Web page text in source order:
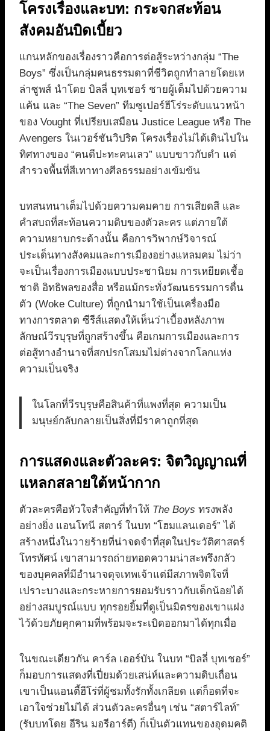
โครงเรื่องและบท: กระจกสะท้อน
สังคมอันบิดเบี้ยว
แกนหลักของเรื่องราวคือการต่อสู้ระหว่างกลุ่ม “The
Boys” ซึ่งเป็นกลุ่มคนธรรมดาที่ชีวิตถูกทำลายโดยเห
ล่าซูพส์ นำโดย บิลลี่ บุทเชอร์ ชายผู้เต็มไปด้วยความ
แค้น และ “The Seven” ทีมซูเปอร์ฮีโร่ระดับแนวหน้า
ของ Vought ที่เปรียบเสมือน Justice League หรือ The
Avengers ในเวอร์ชันวิปริต โครงเรื่องไม่ได้เดินไปใน
ทิศทางของ “คนดีปะทะคนเลว” แบบขาวกับดำ แต่
สำรวจพื้นที่สีเทาทางศีลธรรมอย่างเข้มข้น
บทสนทนาเต็มไปด้วยความคมคาย การเสียดสี และ
คำสบถที่สะท้อนความดิบของตัวละคร แต่ภายใต้
ความหยาบกระด้างนั้น คือการวิพากษ์วิจารณ์
ประเด็นทางสังคมและการเมืองอย่างแหลมคม ไม่ว่า
จะเป็นเรื่องการเมืองแบบประชานิยม การเหยียดเชื้อ
ชาติ อิทธิพลของสื่อ หรือแม้กระทั่งวัฒนธรรมการตื่น
ตัว (Woke Culture) ที่ถูกนำมาใช้เป็นเครื่องมือ
ทางการตลาด ซีรีส์แสดงให้เห็นว่าเบื้องหลังภาพ
ลักษณ์วีรบุรุษที่ถูกสร้างขึ้น คือเกมการเมืองและการ
ต่อสู้ทางอำนาจที่สกปรกโสมมไม่ต่างจากโลกแห่ง
ความเป็นจริง
ในโลกที่วีรบุรุษคือสินค้าที่แพงที่สุด ความเป็น
มนุษย์กลับกลายเป็นสิ่งที่มีราคาถูกที่สุด
การแสดงและตัวละคร: จิตวิญญาณที่
แหลกสลายใต้หน้ากาก
ตัวละครคือหัวใจสำคัญที่ทำให้ The Boys ทรงพลัง
อย่างยิ่ง แอนโทนี สตาร์ ในบท “โฮมแลนเดอร์” ได้
สร้างหนึ่งในวายร้ายที่น่าจดจำที่สุดในประวัติศาสตร์
โทรทัศน์ เขาสามารถถ่ายทอดความน่าสะพรึงกลัว
ของบุคคลที่มีอำนาจดุจเทพเจ้าแต่มีสภาพจิตใจที่
เปราะบางและกระหายการยอมรับราวกับเด็กน้อยได้
อย่างสมบูรณ์แบบ ทุกรอยยิ้มที่ดูเป็นมิตรของเขาแฝง
ไว้ด้วยภัยคุกคามที่พร้อมจะระเบิดออกมาได้ทุกเมื่อ
ในขณะเดียวกัน คาร์ล เออร์บัน ในบท “บิลลี่ บุทเชอร์”
ก็มอบการแสดงที่เปี่ยมด้วยเสน่ห์และความดิบเถื่อน
เขาเป็นแอนตี้ฮีโร่ที่ผู้ชมทั้งรักทั้งเกลียด แต่ก็อดที่จะ
เอาใจช่วยไม่ได้ ส่วนตัวละครอื่นๆ เช่น “สตาร์ไลท์”
(รับบทโดย อีริน มอรีอาร์ตี) ก็เป็นตัวแทนของอุดมคติ